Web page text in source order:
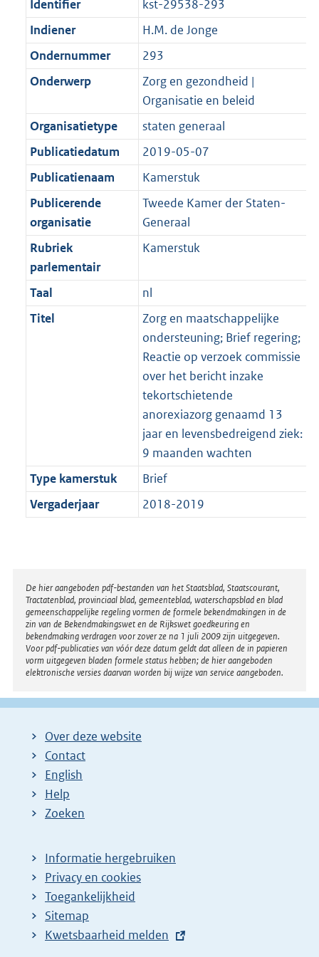
Identifier
kst-29538-293
Indiener
H.M. de Jonge
Ondernummer
293
Onderwerp
Zorg en gezondheid |
Organisatie en beleid
Organisatietype
staten generaal
Publicatiedatum
2019-05-07
Publicatienaam
Kamerstuk
Publicerende
organisatie
Tweede Kamer der Staten-
Generaal
Rubriek
parlementair
Kamerstuk
Taal
nl
Titel
Zorg en maatschappelijke
ondersteuning; Brief regering;
Reactie op verzoek commissie
over het bericht inzake
tekortschietende
anorexiazorg genaamd 13
jaar en levensbedreigend ziek:
9 maanden wachten
Type kamerstuk
Brief
Vergaderjaar
2018-2019
Disclaimer
De hier aangeboden pdf-bestanden van het Staatsblad, Staatscourant,
Tractatenblad, provinciaal blad, gemeenteblad, waterschapsblad en blad
gemeenschappelijke regeling vormen de formele bekendmakingen in de
zin van de Bekendmakingswet en de Rijkswet goedkeuring en
bekendmaking verdragen voor zover ze na 1 juli 2009 zijn uitgegeven.
Voor pdf-publicaties van vóór deze datum geldt dat alleen de in papieren
vorm uitgegeven bladen formele status hebben; de hier aangeboden
elektronische versies daarvan worden bij wijze van service aangeboden.
Over deze website
Contact
English
Help
Zoeken
Informatie hergebruiken
Privacy en cookies
Toegankelijkheid
Sitemap
E
Kwetsbaarheid melden